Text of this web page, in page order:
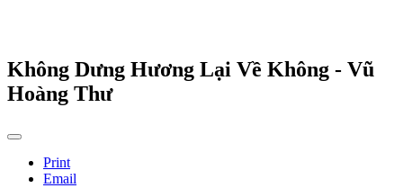
Không Dưng Hương Lại Về Không - Vũ
Hoàng Thư
Print
Email